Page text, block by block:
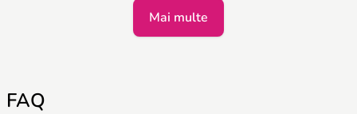
Mai multe
FAQ